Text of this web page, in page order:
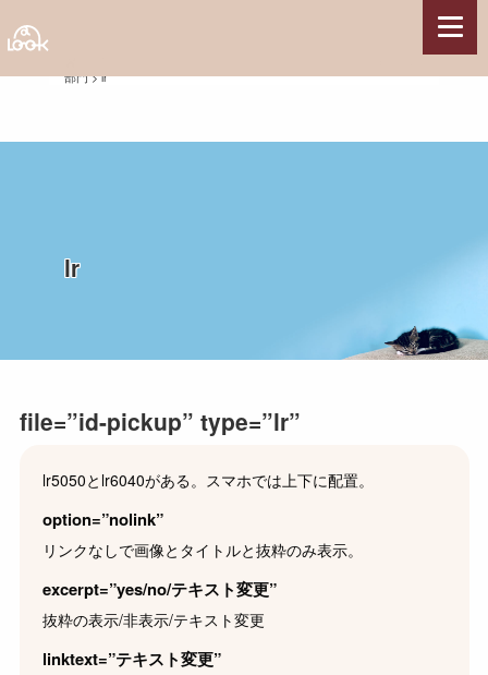
サービス
Webサイト制作
県関連事業
各種団体
農林水産業
企業・店舗・他
イベント系LP
制作の流れと料金
制作の流れ
制作料金の目安
部門>lr
lr
file=”id-pickup” type=”lr”
lr5050とlr6040がある。スマホでは上下に配置。
option=”nolink”
リンクなしで画像とタイトルと抜粋のみ表示。
excerpt=”yes/no/テキスト変更”
抜粋の表示/非表示/テキスト変更
linktext=”テキスト変更”